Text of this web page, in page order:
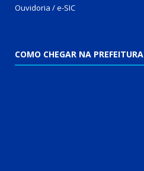
Ouvidoria /e-SIC
COMO CHEGAR NA PREFEITURA